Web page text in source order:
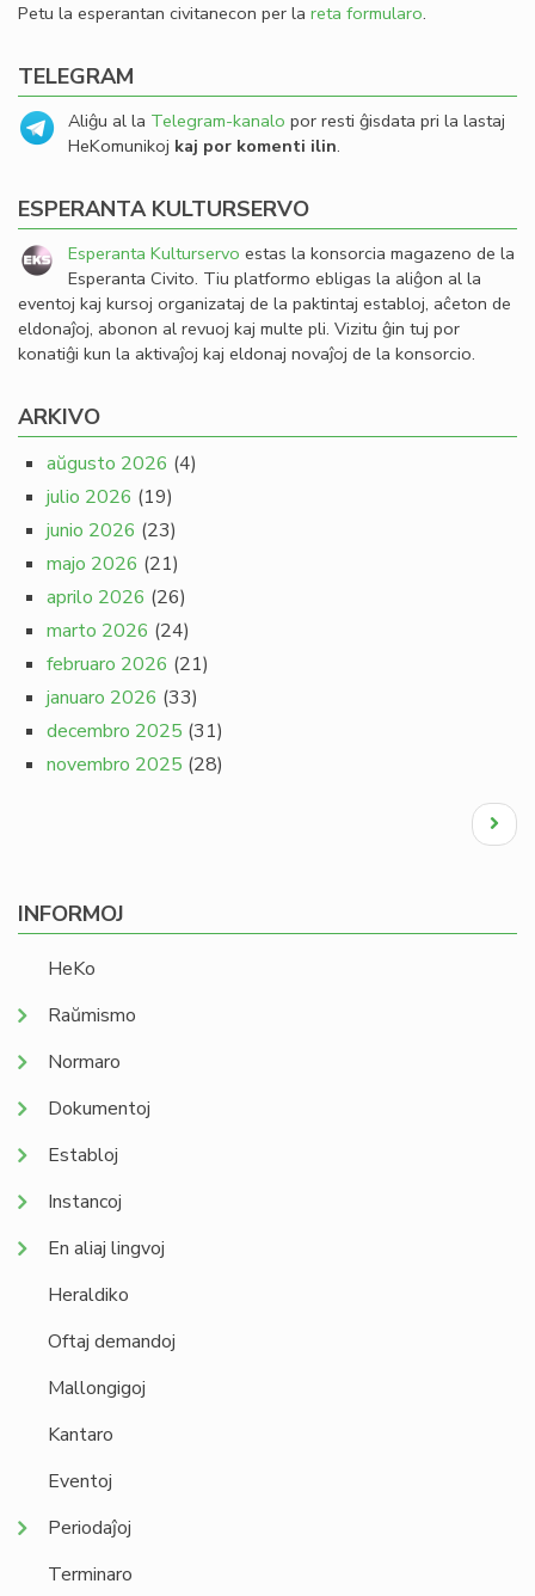
Petu la esperantan civitanecon per la reta formularo.
TELEGRAM
Aliĝu al la Telegram-kanalo por resti ĝisdata pri la lastaj
HeKomunikoj kaj por komenti ilin.
ESPERANTA KULTURSERVO
Esperanta Kulturservo estas la konsorcia magazeno de la
Esperanta Civito. Tiu platformo ebligas la aliĝon al la
eventoj kaj kursoj organizataj de la paktintaj establoj, aĉeton de
eldonaĵoj, abonon al revuoj kaj multe pli. Vizitu ĝin tuj por
konatiĝi kun la aktivaĵoj kaj eldonaj novaĵoj de la konsorcio.
ARKIVO
aŭgusto 2026 (4)
julio 2026 (19)
junio 2026 (23)
majo 2026 (21)
aprilo 2026 (26)
marto 2026 (24)
februaro 2026 (21)
januaro 2026 (33)
decembro 2025 (31)
novembro 2025 (28)
Next
page
INFORMOJ
HeKo
Raŭmismo
Normaro
Dokumentoj
Establoj
Instancoj
En aliaj lingvoj
Heraldiko
Oftaj demandoj
Mallongigoj
Kantaro
Eventoj
Periodaĵoj
Terminaro